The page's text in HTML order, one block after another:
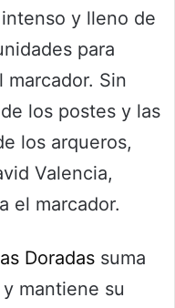
y lleno de
para
marcador. Sin
los postes y las
los arqueros,
Valencia,
el marcador.
Doradas suma
mantiene su